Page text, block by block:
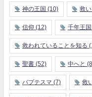
神の王国 (10) 救い
信仰 (12) 千年王国
救われていることを知る
聖書 (52) 中へと
バプテスマ (7) 救